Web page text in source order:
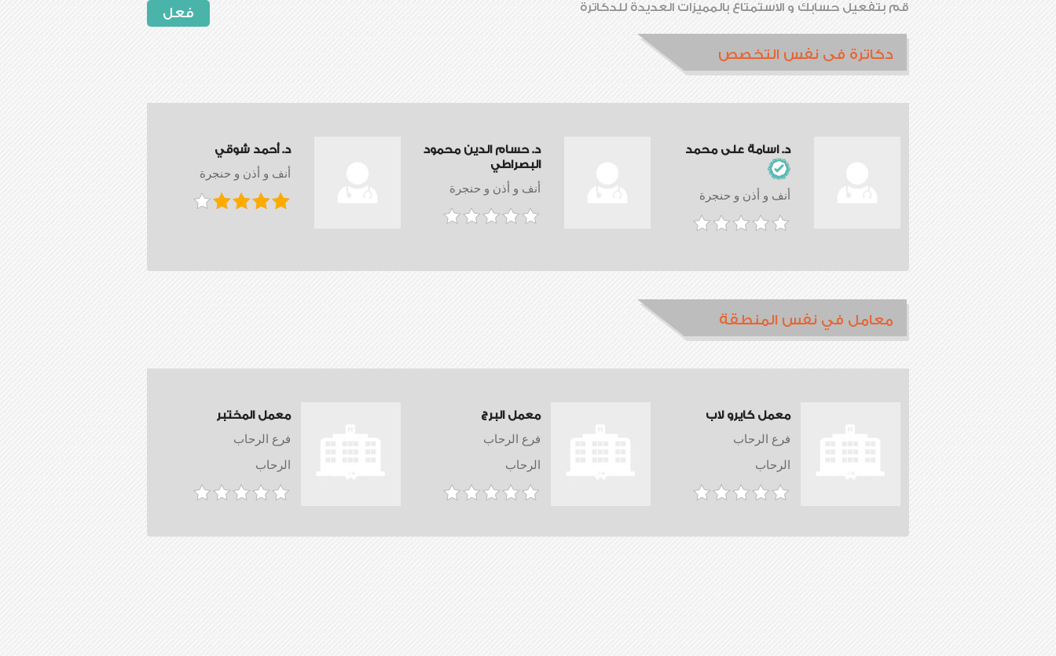
فعل قم بتفعيل حسابك و الاستمتاع بالمميزات العديدة للدكاترة
دكاترة فى نفس التخصص
د. أحمد شوقي
أنف و أذن و حنجرة
د. حسام الدين محمود
البصراطي
أنف و أذن و حنجرة
د. اسامة على محمد
أنف و أذن و حنجرة
معامل في نفس المنطقة
معمل المختبر
فرع الرحاب
الرحاب
معمل البرج
فرع الرحاب
الرحاب
معمل كايرو لاب
فرع الرحاب
الرحاب